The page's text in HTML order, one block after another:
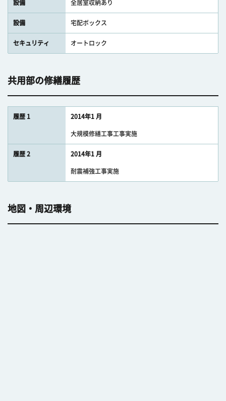
設備 全居室収納あり
設備 宅配ボックス
セキュリティ オートロック
共用部の修繕履歴
履歴 1 2014年1 月
大規模修繕工事工事実施
履歴 2 2014年1 月
耐震補強工事実施
地図・周辺環境